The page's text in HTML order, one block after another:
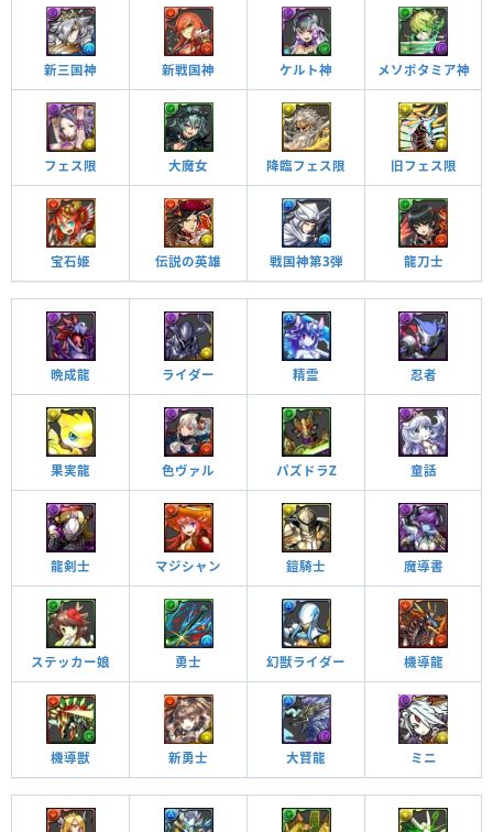
新三国神 新戦国神 ケルト神 メソポタミア神
フェス限 大魔女 降臨フェス限 旧フェス限
宝石姫 伝説の英雄 戦国神第3弾 龍刀士
晩成龍 ライダー 精霊 忍者
果実龍 色ヴァル パズドラZ 童話
龍剣士 マジシャン 鎧騎士 魔導書
ステッカー娘 勇士 幻獣ライダー 機導龍
機導獣 新勇士 大賢龍 ミニ